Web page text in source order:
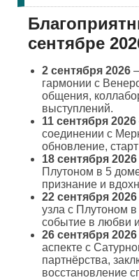
сентябре
2 сентября 2026
гармонии с
общения,
выступлений.
11 сентября 2026
соединении с
обновление,
18 сентября 2026
Плутоном в 5
признание и
22 сентября 2026
узла с Плутоном
событие в любви
26 сентября 2026
аспекте с
партнёрства,
восстановление